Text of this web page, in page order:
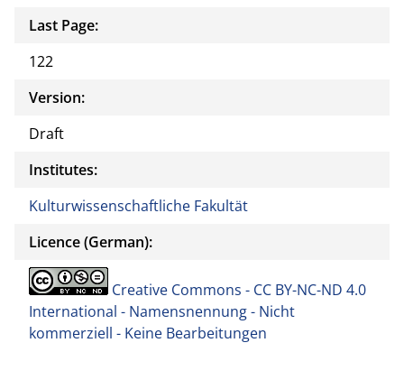
Last Page:
122
Version:
Draft
Institutes:
Kulturwissenschaftliche Fakultät
Licence (German):
Creative Commons - CC BY-NC-ND 4.0
International - Namensnennung - Nicht
kommerziell - Keine Bearbeitungen